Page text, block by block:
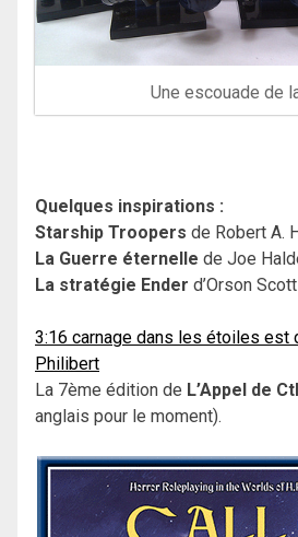
Une escouade de
Quelques inspirations :
Starship Troopers de Robert A.
La Guerre éternelle de Joe
La stratégie Ender d’Orson
3:16 carnage dans les étoiles est
Philibert
La 7ème édition de L’Appel de
anglais pour le moment).